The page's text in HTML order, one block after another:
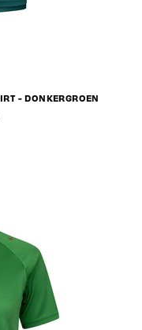
- DONKERGROEN